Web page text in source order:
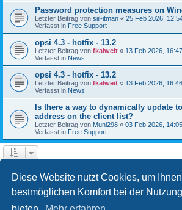
Diese Website nutzt Cookies, um
bestmöglichen Komfort bei der
Password protection measures on
Letzter Beitrag von siil-itman « 25 Feb 2026,
Verfasst in Free Support
opsi 4.3 - hotfix - 13.2
Letzter Beitrag von fkalweit « 13 Feb 2026, 16:47
Verfasst in News
opsi 4.3 - hotfix - 13.2
Letzter Beitrag von fkalweit « 13 Feb 2026, 16:46
Verfasst in News
Is there a way to dynamically update
address on the client list?
Letzter Beitrag von Muni298 « 03 Feb 2026, 14:05
Verfasst in Free Support